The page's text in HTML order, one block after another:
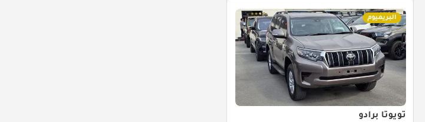
البريميوم
تويوتا برادو